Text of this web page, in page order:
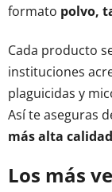
formato polvo,
Cada producto
instituciones
plaguicidas y
Así te aseguras
más alta calidad
Los más